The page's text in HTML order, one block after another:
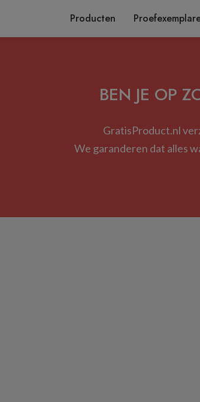
Producten
BEN JE OP
GratisProduct.nl
We garanderen dat alles